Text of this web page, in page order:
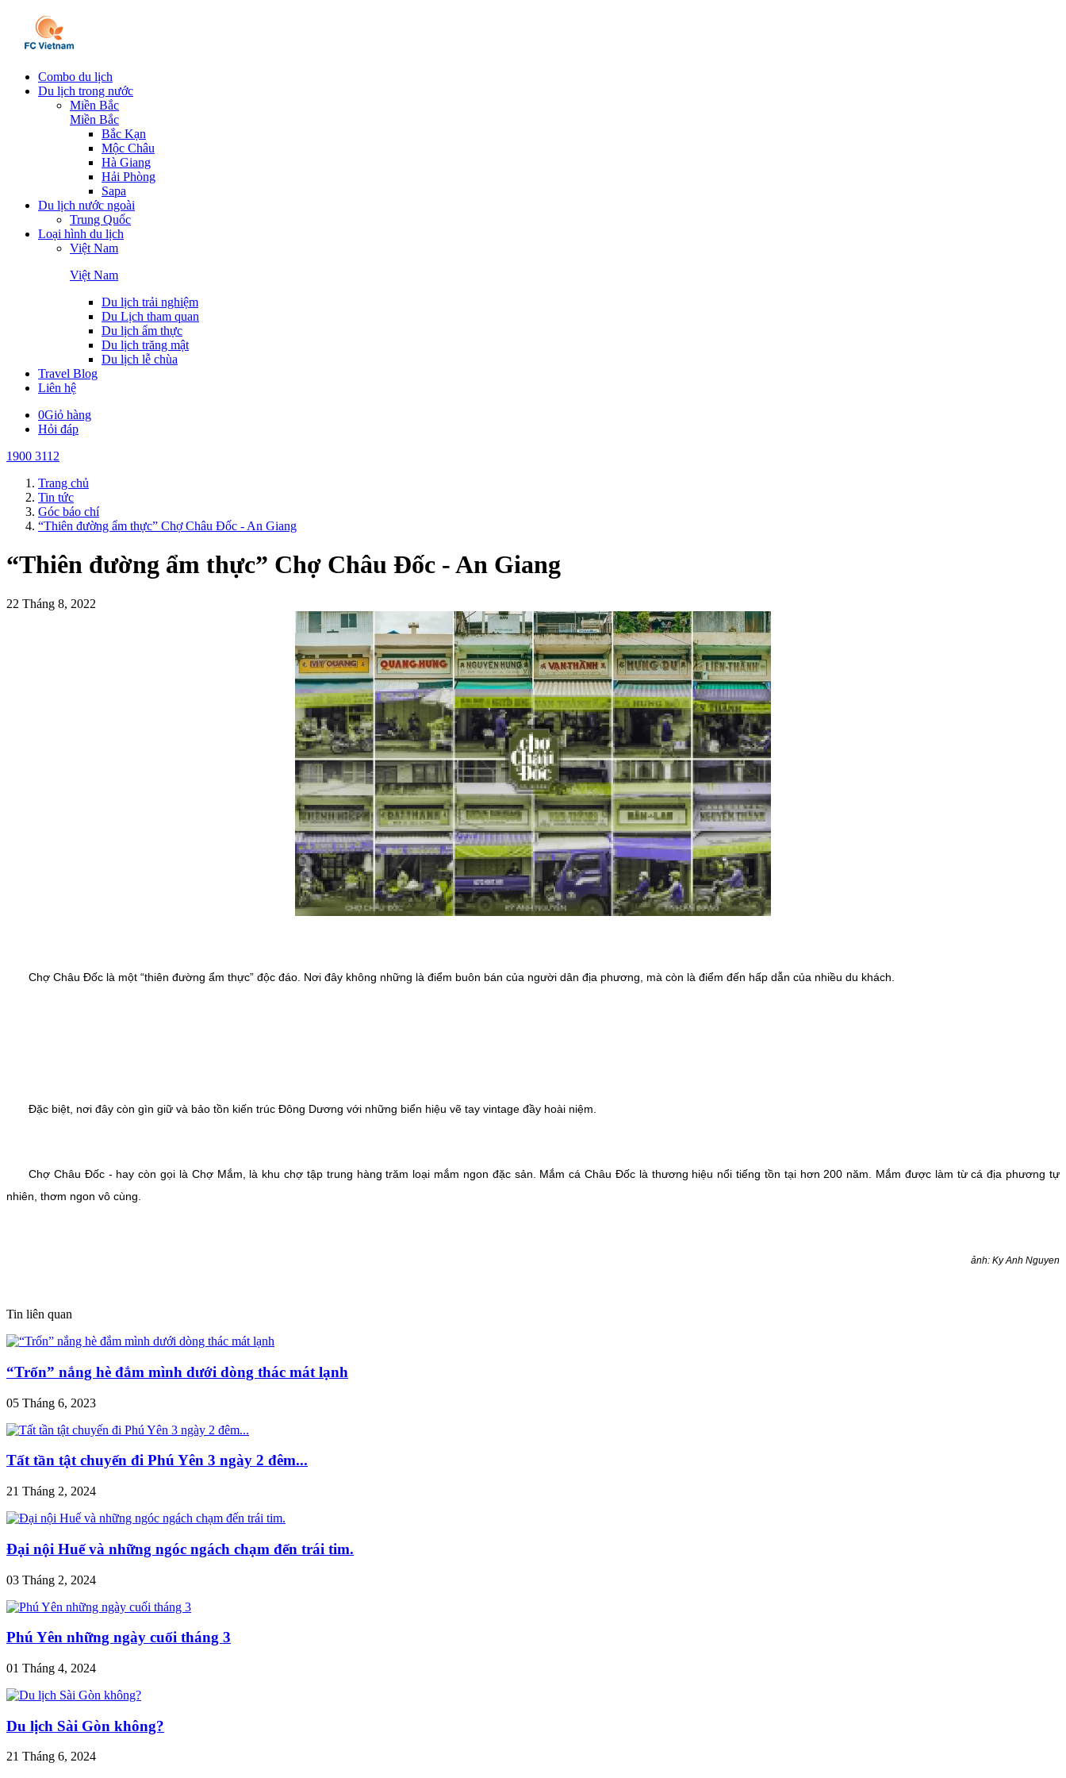
Combo du lịch
Du lịch trong nước
Miền Bắc
Miền Bắc
Bắc Kạn
Mộc Châu
Hà Giang
Hải Phòng
Sapa
Du lịch nước ngoài
Trung Quốc
Loại hình du lịch
Việt Nam
Việt Nam
Du lịch trải nghiệm
Du Lịch tham quan
Du lịch ẩm thực
Du lịch trăng mật
Du lịch lễ chùa
Travel Blog
Liên hệ
0Giỏ hàng
Hỏi đáp
1900 3112
Trang chủ
Tin tức
Góc báo chí
“Thiên đường ẩm thực” Chợ Châu Đốc - An Giang
“Thiên đường ẩm thực” Chợ Châu Đốc - An Giang
22 Tháng 8, 2022
Chợ Châu Đốc là một “thiên đường ẩm thực” độc đáo. Nơi đây không những là điểm buôn bán của người dân địa phương, mà còn là điểm đến hấp dẫn của nhiều du khách.
Đặc biệt, nơi đây còn gìn giữ và bảo tồn kiến trúc Đông Dương với những biển hiệu vẽ tay vintage đầy hoài niệm.
Chợ Châu Đốc - hay còn gọi là Chợ Mắm, là khu chợ tập trung hàng trăm loại mắm ngon đặc sản. Mắm cá Châu Đốc là thương hiệu nổi tiếng tồn tại hơn 200 năm. Mắm được làm từ cá địa phương tự
nhiên, thơm ngon vô cùng.
ảnh: Ky Anh Nguyen
Tin liên quan
“Trốn” nắng hè đắm mình dưới dòng thác mát lạnh
05 Tháng 6, 2023
Tất tần tật chuyến đi Phú Yên 3 ngày 2 đêm...
21 Tháng 2, 2024
Đại nội Huế và những ngóc ngách chạm đến trái tim.
03 Tháng 2, 2024
Phú Yên những ngày cuối tháng 3
01 Tháng 4, 2024
Du lịch Sài Gòn không?
21 Tháng 6, 2024